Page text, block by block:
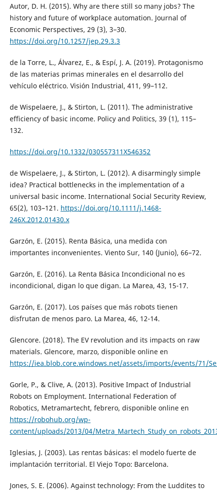
Autor, D. H. (2015). Why are there still so many jobs? The
history and future of workplace automation. Journal of
Economic Perspectives, 29 (3), 3–30.
https://doi.org/10.1257/jep.29.3.3
de la Torre, L., Álvarez, E., & Espí, J. A. (2019). Protagonismo
de las materias primas minerales en el desarrollo del
vehículo eléctrico. Visión Industrial, 411, 99–112.
de Wispelaere, J., & Stirton, L. (2011). The administrative
efficiency of basic income. Policy and Politics, 39 (1), 115–
132.
https://doi.org/10.1332/030557311X546352
de Wispelaere, J., & Stirton, L. (2012). A disarmingly simple
idea? Practical bottlenecks in the implementation of a
universal basic income. International Social Security Review,
65(2), 103–121. https://doi.org/10.1111/j.1468-
246X.2012.01430.x
Garzón, E. (2015). Renta Básica, una medida con
importantes inconvenientes. Viento Sur, 140 (Junio), 66–72.
Garzón, E. (2016). La Renta Básica Incondicional no es
incondicional, digan lo que digan. La Marea, 43, 15-17.
Garzón, E. (2017). Los países que más robots tienen
disfrutan de menos paro. La Marea, 46, 12-14.
Glencore. (2018). The EV revolution and its impacts on raw
materials. Glencore, marzo, disponible online en
https://iea.blob.core.windows.net/assets/imports/events/71/
Gorle, P., & Clive, A. (2013). Positive Impact of Industrial
Robots on Employment. International Federation of
Robotics, Metramartecht, febrero, disponible online en
https://robohub.org/wp-
content/uploads/2013/04/
Iglesias, J. (2003). Las rentas básicas: el modelo fuerte de
implantación territorial. El Viejo Topo: Barcelona.
Jones, S. E. (2006). Against technology: From the Luddites to